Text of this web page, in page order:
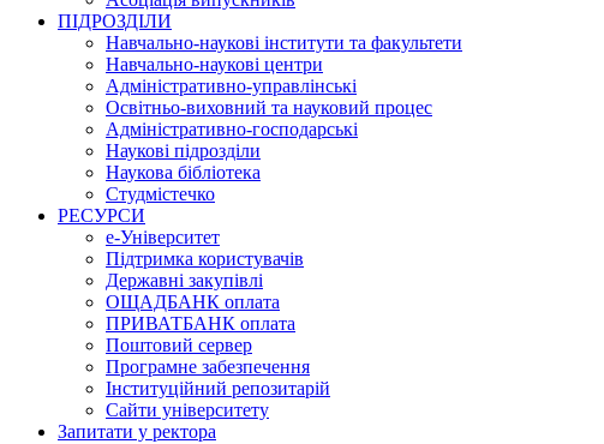
ПІДРОЗДІЛИ
Навчально-наукові інститути та факультети
Навчально-наукові центри
Адміністративно-управлінські
Освітньо-виховний та науковий процес
Адміністративно-господарські
Наукові підрозділи
Наукова бібліотека
Студмістечко
РЕСУРСИ
е-Університет
Підтримка користувачів
Державні закупівлі
ОЩАДБАНК оплата
ПРИВАТБАНК оплата
Поштовий сервер
Програмне забезпечення
Інституційний репозитарій
Сайти університету
Запитати у ректора